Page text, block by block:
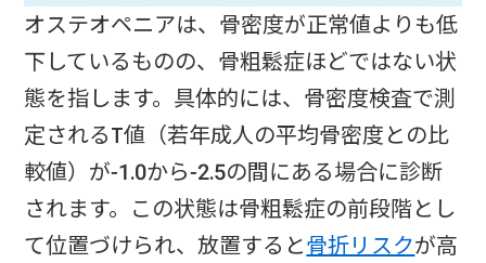
オステオペニアは、骨密度が正常値よりも低
下しているものの、骨粗鬆症ほどではない状
態を指します。具体的には、骨密度検査で測
定されるT値（若年成人の平均骨密度との比
較値）が-1.0から-2.5の間にある場合に診断
されます。この状態は骨粗鬆症の前段階とし
て位置づけられ、放置すると骨折リスクが高